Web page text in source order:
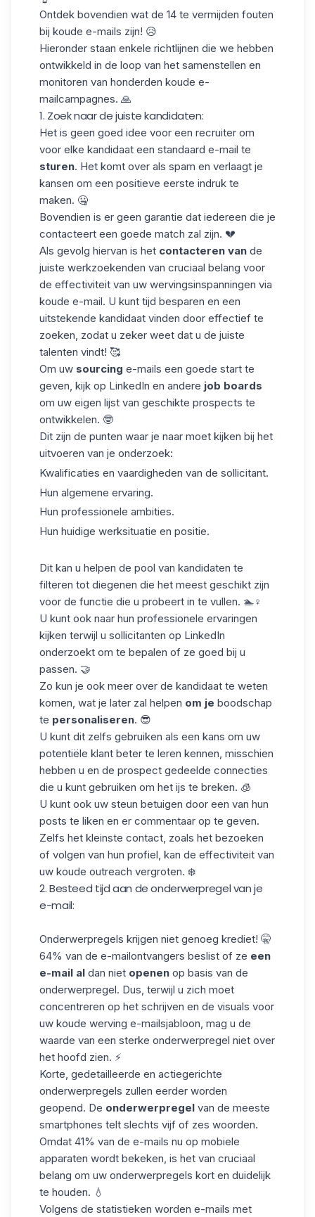
Ontdek bovendien wat de 14 te vermijden fouten
bij koude e-mails zijn! 😥
Hieronder staan enkele richtlijnen die we hebben
ontwikkeld in de loop van het samenstellen en
monitoren van honderden koude e-
mailcampagnes. 🙏
1. Zoek naar de juiste kandidaten:
Het is geen goed idee voor een recruiter om
voor elke kandidaat een standaard e-mail te
sturen. Het komt over als spam en verlaagt je
kansen om een positieve eerste indruk te
maken. 🤐
Bovendien is er geen garantie dat iedereen die je
contacteert een goede match zal zijn. 💔
Als gevolg hiervan is het contacteren van de
juiste werkzoekenden van cruciaal belang voor
de effectiviteit van uw wervingsinspanningen via
koude e-mail. U kunt tijd besparen en een
uitstekende kandidaat vinden door effectief te
zoeken, zodat u zeker weet dat u de juiste
talenten vindt! 🥰
Om uw sourcing e-mails een goede start te
geven, kijk op LinkedIn en andere job boards
om uw eigen lijst van geschikte prospects te
ontwikkelen. 🤓
Dit zijn de punten waar je naar moet kijken bij het
uitvoeren van je onderzoek:
Kwalificaties en vaardigheden van de sollicitant.
Hun algemene ervaring.
Hun professionele ambities.
Hun huidige werksituatie en positie.
Dit kan u helpen de pool van kandidaten te
filteren tot diegenen die het meest geschikt zijn
voor de functie die u probeert in te vullen. 🏊♀️
U kunt ook naar hun professionele ervaringen
kijken terwijl u sollicitanten op LinkedIn
onderzoekt om te bepalen of ze goed bij u
passen. 🤝
Zo kun je ook meer over de kandidaat te weten
komen, wat je later zal helpen om je boodschap
te personaliseren. 😎
U kunt dit zelfs gebruiken als een kans om uw
potentiële klant beter te leren kennen, misschien
hebben u en de prospect gedeelde connecties
die u kunt gebruiken om het ijs te breken. 🧊
U kunt ook uw steun betuigen door een van hun
posts te liken en er commentaar op te geven.
Zelfs het kleinste contact, zoals het bezoeken
of volgen van hun profiel, kan de effectiviteit van
uw koude outreach vergroten. ❄️
2. Besteed tijd aan de onderwerpregel van je
e-mail:
Onderwerpregels krijgen niet genoeg krediet! 🤫
64% van de e-mailontvangers beslist of ze een
e-mail al dan niet openen op basis van de
onderwerpregel. Dus, terwijl u zich moet
concentreren op het schrijven en de visuals voor
uw koude werving e-mailsjabloon, mag u de
waarde van een sterke onderwerpregel niet over
het hoofd zien. ⚡
Korte, gedetailleerde en actiegerichte
onderwerpregels zullen eerder worden
geopend. De onderwerpregel van de meeste
smartphones telt slechts vijf of zes woorden.
Omdat 41% van de e-mails nu op mobiele
apparaten wordt bekeken, is het van cruciaal
belang om uw onderwerpregels kort en duidelijk
te houden. 💧
Volgens de statistieken worden e-mails met